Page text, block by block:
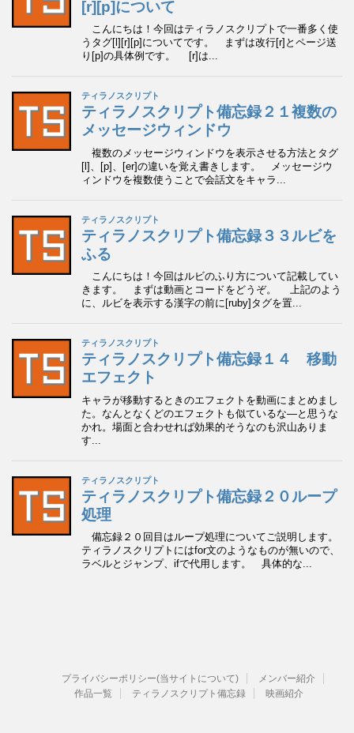
プライバシーポリシー(当サイトについて)
メンバー紹介
作品一覧
ティラノスクリプト備忘録 映画紹介